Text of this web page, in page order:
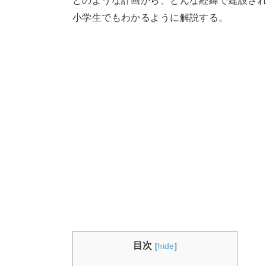
小学生でもわかるように解説する。
目次 [hide]